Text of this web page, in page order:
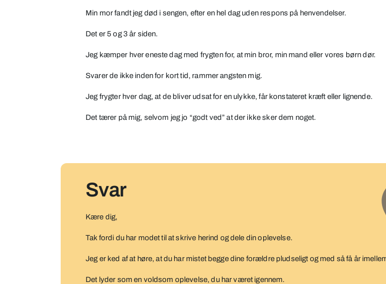
Min mor fandt jeg død i sengen, efter en hel dag uden respons på henvendelser.
Det er 5 og 3 år siden.
Jeg kæmper hver eneste dag med frygten for, at min bror, min mand eller vores børn dør.
Svarer de ikke inden for kort tid, rammer angsten mig.
Jeg frygter hver dag, at de bliver udsat for en ulykke, får konstateret kræft eller lignende.
Det tærer på mig, selvom jeg jo “godt ved” at der ikke sker dem noget.
Svar
Kære dig,
Tak fordi du har modet til at skrive herind og dele din oplevelse.
Jeg er ked af at høre, at du har mistet begge dine forældre pludseligt og med så få år
Det lyder som en voldsom oplevelse, du har været igennem.